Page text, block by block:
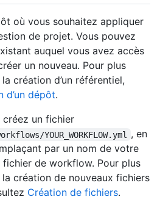
où vous souhaitez appliquer
de projet. Vous pouvez
auquel vous avez accès
un nouveau. Pour plus
création d’un référentiel,
d’un dépôt.
un fichier
YOUR_WORKFLOW.yml , en
par un nom de votre
fichier de workflow. Pour plus
la création de nouveaux fichiers
Création de fichiers.